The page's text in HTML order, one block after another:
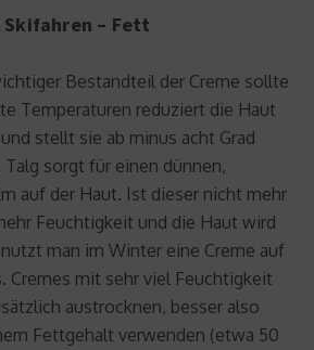
– Fett
Bestandteil der Creme sollte
Temperaturen reduziert die Haut
stellt sie ab minus acht Grad
sorgt für einen dünnen,
auf der Haut. Ist dieser nicht mehr
Feuchtigkeit und die Haut wird
man im Winter eine Creme auf
Cremes mit sehr viel Feuchtigkeit
austrocknen, besser also
Fettgehalt verwenden (etwa 50